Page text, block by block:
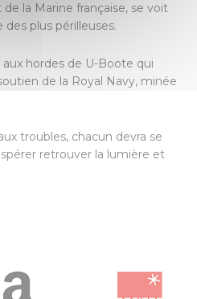
la Marine française, se voit
plus périlleuses.
hordes de U-Boote qui
de la Royal Navy, minée
troubles, chacun devra se
retrouver la lumière et